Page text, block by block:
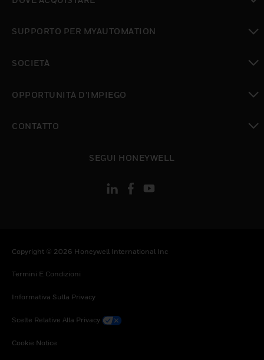
SUPPORTO PER MYAUTOMATION
SOCIETÀ
OPPORTUNITÀ D’IMPIEGO
CONTATTO
SEGUI HONEYWELL
Copyright © 2026 Honeywell International Inc
Termini E Condizioni
Informativa Sulla Privacy
Scelte Relative Alla Privacy
Cookie Notice